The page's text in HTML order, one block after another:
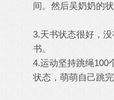
间。然后吴奶奶的
3.天书状态很好，
书。
4.运动坚持跳绳100
状态，萌萌自己跳